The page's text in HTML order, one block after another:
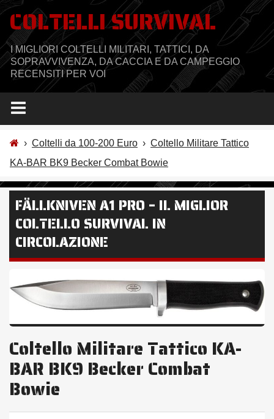
Salta
contenuto
COLTELLI SURVIVAL
I MIGLIORI COLTELLI MILITARI, TATTICI, DA
SOPRAVVIVENZA, DA CACCIA E DA CAMPEGGIO
RECENSITI PER VOI
› Coltelli da 100-200 Euro › Coltello Militare Tattico
KA-BAR BK9 Becker Combat Bowie
FÄLLKNIVEN A1 PRO – IL MIGLIOR
COLTELLO SURVIVAL IN
CIRCOLAZIONE
Coltello Militare Tattico KA-
BAR BK9 Becker Combat
Bowie